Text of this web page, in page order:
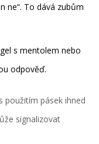
ne“. To dává zubům
s mentolem nebo
odpověď.
použitím pásek ihned
signalizovat